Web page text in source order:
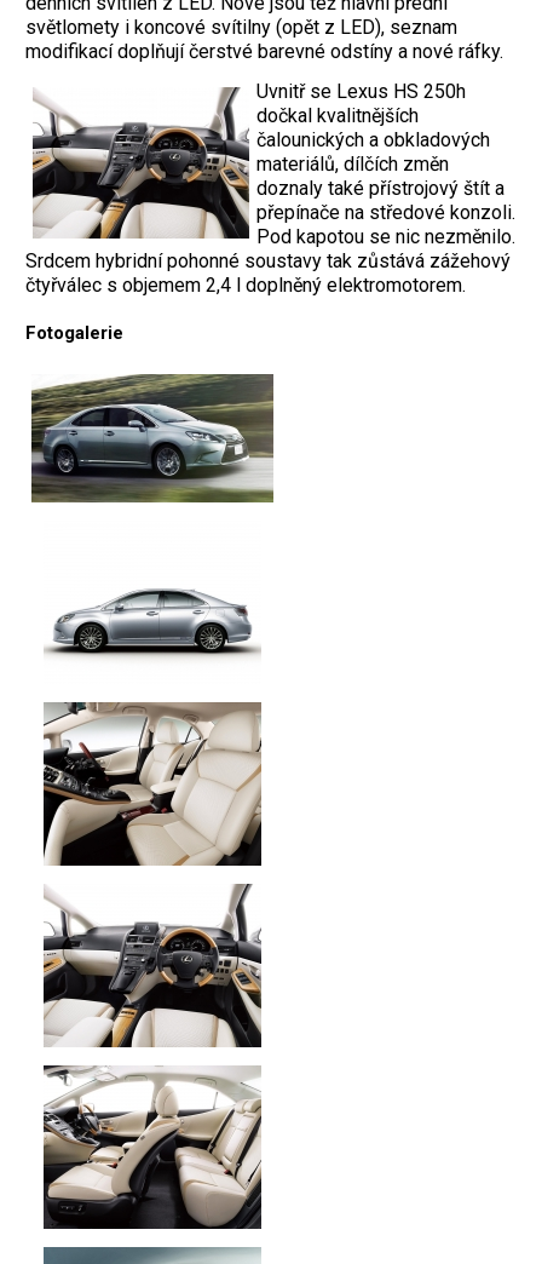
světlomety i koncové svítilny (opět z LED), seznam
modifikací doplňují čerstvé barevné odstíny a nové ráfky.
Uvnitř se Lexus HS 250h
dočkal kvalitnějších
čalounických a obkladových
materiálů, dílčích změn
doznaly také přístrojový štít a
přepínače na středové konzoli.
Pod kapotou se nic nezměnilo.
Srdcem hybridní pohonné soustavy tak zůstává zážehový
čtyřválec s objemem 2,4 l doplněný elektromotorem.
Fotogalerie